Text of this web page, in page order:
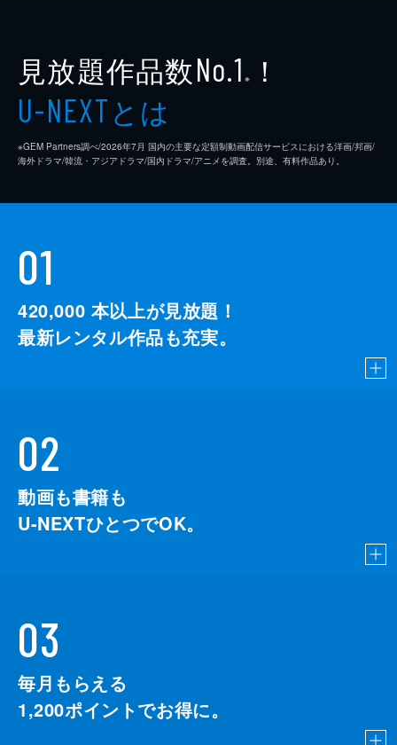
見放題作品数No.1 ※ ！
U-NEXTとは
※GEM Partners調べ/2026年7⽉ 国内の主要な定額制動画配信サービスにおける洋画/邦画/
海外ドラマ/韓流・アジアドラマ/国内ドラマ/アニメを調査。別途、有料作品あり。
01
420,000 本以上が見放題！
最新レンタル作品も充実。
02
動画も書籍も
U-NEXTひとつでOK。
03
毎月もらえる
1,200ポイントでお得に。